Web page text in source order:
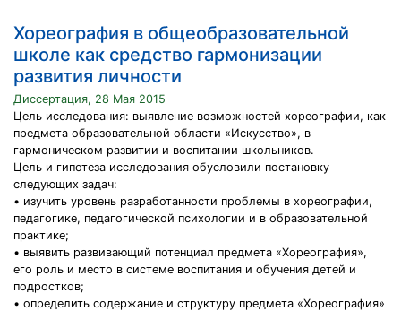
Хореография в общеобразовательной
школе как средство гармонизации
развития личности
Диссертация, 28 Мая 2015
Цель исследования: выявление возможностей хореографии, как
предмета образовательной области «Искусство», в
гармоническом развитии и воспитании школьников.
Цель и гипотеза исследования обусловили постановку
следующих задач:
• изучить уровень разработанности проблемы в хореографии,
педагогике, педагогической психологии и в образовательной
практике;
• выявить развивающий потенциал предмета «Хореография»,
его роль и место в системе воспитания и обучения детей и
подростков;
• определить содержание и структуру предмета «Хореография»